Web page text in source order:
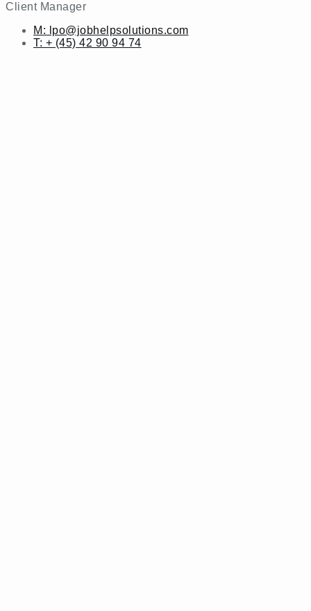
Client Manager
M: lpo@jobhelpsolutions.com
T: + (45) 42 90 94 74